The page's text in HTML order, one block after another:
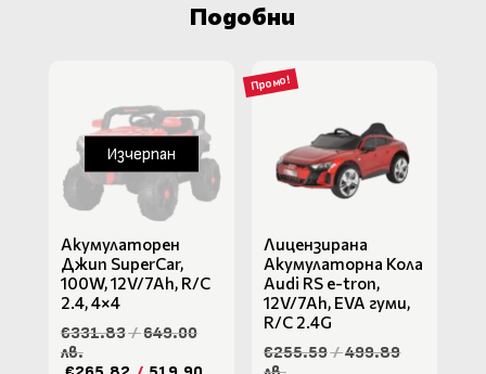
Подобни
Изчерпан
Акумулаторен
Джип SuperCar,
100W, 12V/7Ah, R/C
2.4, 4×4
€331.83/649.00
лв.
Промо!
Лицензирана
Акумулаторна Кола
Audi RS e-tron,
12V/7Ah, EVA гуми,
R/C 2.4G
€255.59/499.89